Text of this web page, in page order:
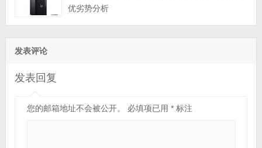
优劣势分析
发表评论
发表回复
您的邮箱地址不会被公开。 必填项已用 *标注